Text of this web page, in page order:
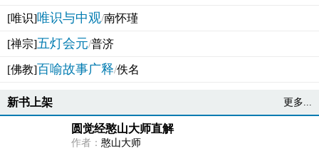
[唯识]唯识与中观/南怀瑾
[禅宗]五灯会元/普济
[佛教]百喻故事广释/佚名
新书上架 更多...
圆觉经憨山大师直解
作者： 憨山大师